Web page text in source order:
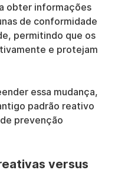
obter informações
de conformidade
permitindo que os
e protejam
essa mudança,
padrão reativo
prevenção
versus